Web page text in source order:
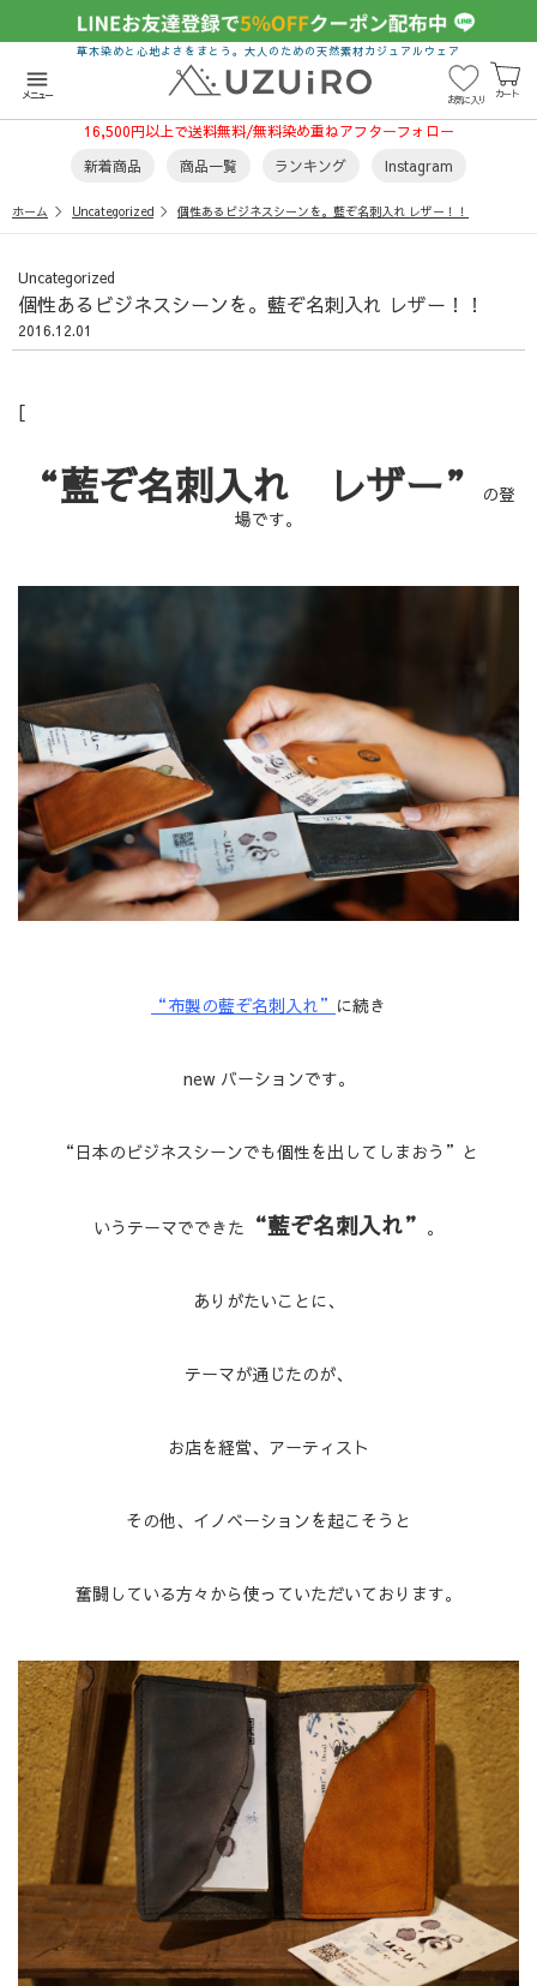
menu
メニュー お気に入り カート
草木染めと心地よさをまとう。大人のための天然素材カジュアルウェア
16,500円以上で送料無料/無料染め重ねアフターフォロー
新着商品
商品一覧 ランキング Instagram
ホーム Uncategorized 個性あるビジネスシーンを。藍ぞ名刺入れ レザー！！
Uncategorized
個性あるビジネスシーンを。藍ぞ名刺入れ レザー！！
2016.12.01
[
“藍ぞ名刺入れ レザー”
の登
場です。
“布製の藍ぞ名刺入れ” に続き
new バーションです。
“日本のビジネスシーンでも個性を出してしまおう”と
いうテーマでできた “藍ぞ名刺入れ” 。
ありがたいことに、
テーマが通じたのが、
お店を経営、アーティスト
その他、イノベーションを起こそうと
奮闘している方々から使っていただいております。